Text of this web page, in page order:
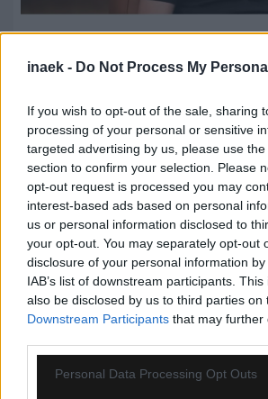
inaek - Do Not Process My
If you wish to opt-out of the sale, sharing
processing of your personal or sensitive
targeted advertising by us, please use
section to confirm your selection. Please
opt-out request is processed you may
interest-based ads based on personal
us or personal information disclosed to
your opt-out. You may separately opt-out
disclosure of your personal information
IAB’s list of downstream participants.
also be disclosed by us to third parties on
Downstream Participants that may further
Please note that this website/app uses
Personal Data Processing Opt Outs
06.08.2026, 10:07
πατέρα του – Η συγκλονιστική